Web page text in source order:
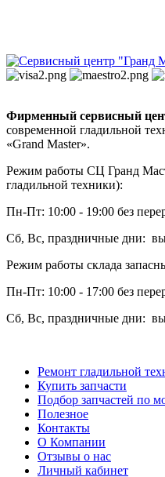
Фирменный сервисный
современной гладильной
«Grand Master».
Режим работы СЦ Гранд
гладильной техники):
Пн-Пт: 10:00 - 19:00 без
Сб, Вс, праздничные дни:
Режим работы склада
Пн-Пт: 10:00 - 17:00 без
Сб, Вс, праздничные дни:
Ремонт гладильной
Купить запчасти
Подбор запчастей по
Полезное
Контакты
О Компании
Отзывы о нас
Личный кабинет